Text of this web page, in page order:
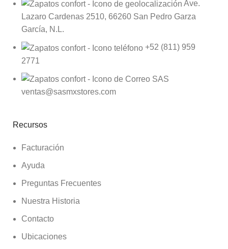
Ave.
Lazaro Cardenas 2510, 66260 San Pedro Garza
García, N.L.
+52 (811) 959
2771
ventas@sasmxstores.com
Recursos
Facturación
Ayuda
Preguntas Frecuentes
Nuestra Historia
Contacto
Ubicaciones